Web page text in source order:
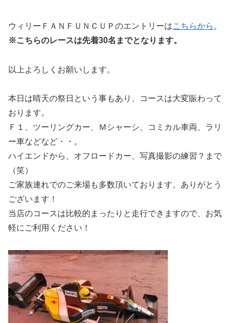
ウィリーＦＡＮＦＵＮＣＵＰのエントリーはこちらから 。
※こちらのレースは先着30名までとなります。
以上よろしくお願いします。
本日は晴天の祭日という事もあり、コースは大変賑わって
おります。
Ｆ１、ツーリングカー、Ｍシャーシ、コミカル車両、ラリ
ー車などなど・・。
ハイエンドから、オフロードカー、写真撮影の練習？まで
（笑）
ご家族連れでのご来場も多数頂いております。ありがとう
ございます！
当店のコースは比較的まったりと走行できますので、お気
軽にご利用ください！